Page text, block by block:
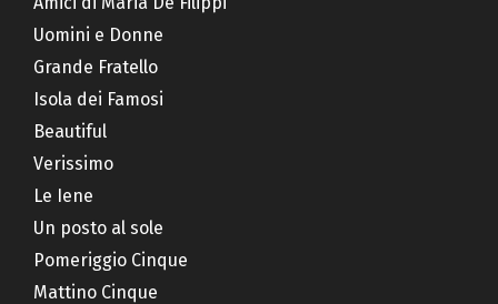
Uomini e Donne
Grande Fratello
Isola dei Famosi
Beautiful
Verissimo
Le Iene
Un posto al sole
Pomeriggio Cinque
Mattino Cinque